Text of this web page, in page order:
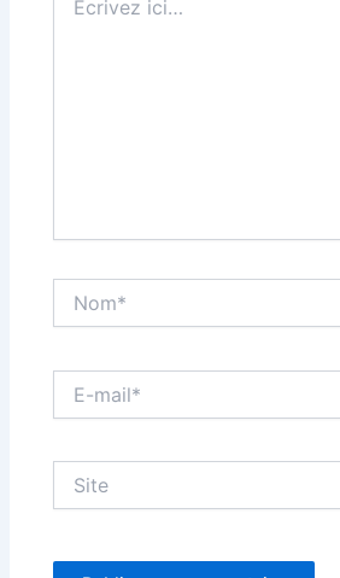
ici…
mail*